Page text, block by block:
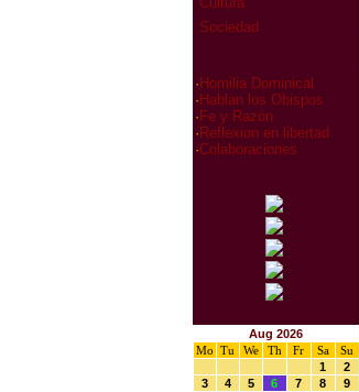
Sociedad
· Homilia Dominical
· Hablan los Obispos
· Fe y Razón
· Reflexion en libertad
·Colaboraciones
Aug 2026
Mo Tu We Th Fr Sa
Su
1
2
3
4 5 6 7 8
9